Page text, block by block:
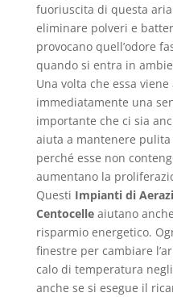
fuoriuscita di questa
eliminare polveri e
provocano quell’odore
quando si entra in
Una volta che essa
immediatamente una
importante che ci sia
aiuta a mantenere pulita
perché esse non
aumentano la
Questi Impianti di
Centocelleaiutano
risparmio energetico.
finestre per cambiare
calo di temperatura
anche se si esegue il